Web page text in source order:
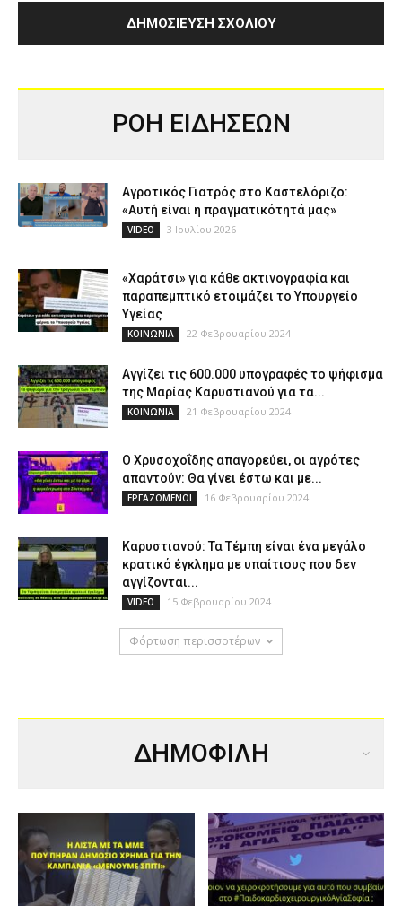
ΡΟΗ ΕΙΔΗΣΕΩΝ
Αγροτικός Γιατρός στο Καστελόριζο:
«Αυτή είναι η πραγματικότητά μας»
VIDEO 3 Ιουλίου 2026
«Χαράτσι» για κάθε ακτινογραφία και
παραπεμπτικό ετοιμάζει το Υπουργείο
Υγείας
ΚΟΙΝΩΝΙΑ 22 Φεβρουαρίου 2024
Αγγίζει τις 600.000 υπογραφές το ψήφισμα
της Μαρίας Καρυστιανού για τα...
ΚΟΙΝΩΝΙΑ 21 Φεβρουαρίου 2024
Ο Χρυσοχοΐδης απαγορεύει, οι αγρότες
απαντούν: Θα γίνει έστω και με...
ΕΡΓΑΖΟΜΕΝΟΙ 16 Φεβρουαρίου 2024
Καρυστιανού: Τα Τέμπη είναι ένα μεγάλο
κρατικό έγκλημα με υπαίτιους που δεν
αγγίζονται...
VIDEO 15 Φεβρουαρίου 2024
Φόρτωση περισσοτέρων
ΔΗΜΟΦΙΛΗ